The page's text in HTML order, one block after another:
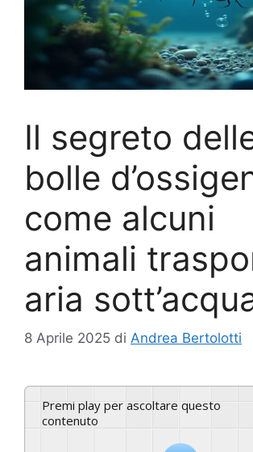
Il segreto
bolle
come alcuni
animali
aria
8 Aprile 2025 di Andrea Bertolotti
Premi play per ascoltare questo
contenuto